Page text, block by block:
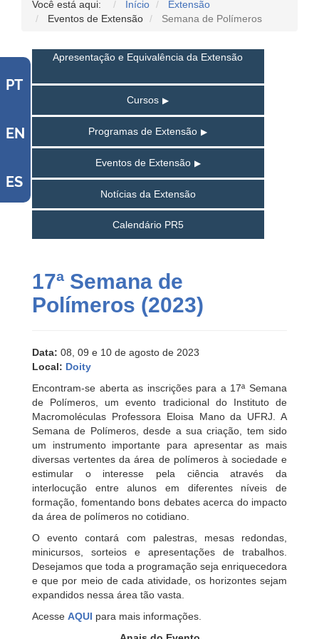
PT
EN
ES
Você está aqui: Início
Extensão
Eventos de Extensão
Semana de Polímeros
Apresentação e Equivalência da Extensão
Cursos
Programas de Extensão
Eventos de Extensão
Notícias da Extensão
Calendário PR5
17ª Semana de
Polímeros (2023)
Data: 08, 09 e 10 de agosto de 2023
Local: Doity
Encontram-se aberta as inscrições para a 17ª Semana
de Polímeros, um evento tradicional do Instituto de
Macromoléculas Professora Eloisa Mano da UFRJ. A
Semana de Polímeros, desde a sua criação, tem sido
um instrumento importante para apresentar as mais
diversas vertentes da área de polímeros à sociedade e
estimular o interesse pela ciência através da
interlocução entre alunos em diferentes níveis de
formação, fomentando bons debates acerca do impacto
da área de polímeros no cotidiano.
O evento contará com palestras, mesas redondas,
minicursos, sorteios e apresentações de trabalhos.
Desejamos que toda a programação seja enriquecedora
e que por meio de cada atividade, os horizontes sejam
expandidos nessa área tão vasta.
Acesse AQUI para mais informações.